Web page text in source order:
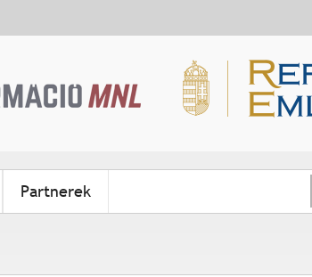
Partnerek